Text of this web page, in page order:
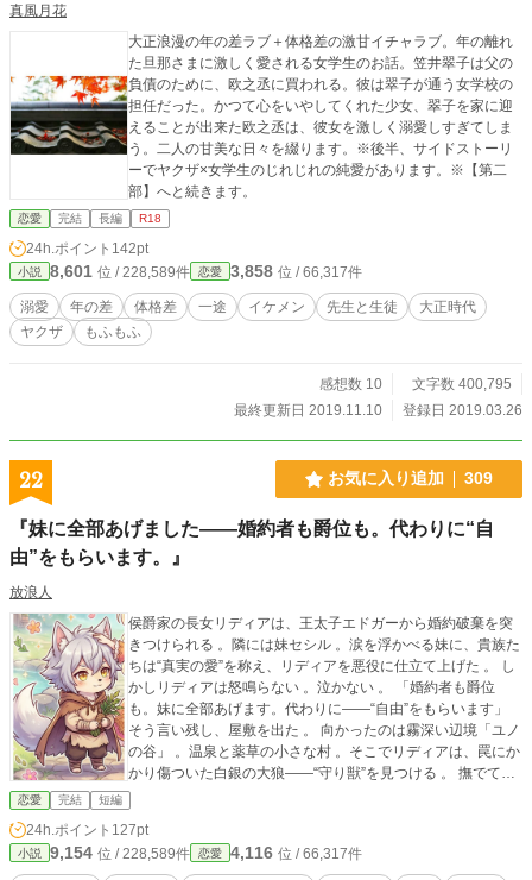
真風月花
大正浪漫の年の差ラブ＋体格差の激甘イチャラブ。年の離れ
た旦那さまに激しく愛される女学生のお話。笠井翠子は父の
負債のために、欧之丞に買われる。彼は翠子が通う女学校の
担任だった。かつて心をいやしてくれた少女、翠子を家に迎
えることが出来た欧之丞は、彼女を激しく溺愛しすぎてしま
う。二人の甘美な日々を綴ります。※後半、サイドストーリ
ーでヤクザ×女学生のじれじれの純愛があります。※【第二
部】へと続きます。
恋愛 完結 長編 R18
24h.ポイント 142pt
小説 8,601 位 / 228,589件 恋愛 3,858 位 / 66,317件
溺愛 年の差 体格差 一途 イケメン 先生と生徒
大正時代
ヤクザ
もふもふ
感想数 10
文字数 400,795
最終更新日 2019.11.10
登録日 2019.03.26
22 お気に入り追加 309
『妹に全部あげました――婚約者も爵位も。代わりに“自
由”をもらいます。』
放浪人
侯爵家の長女リディアは、王太子エドガーから婚約破棄を突
きつけられる 。隣には妹セシル 。涙を浮かべる妹に、貴族た
ちは“真実の愛”を称え、リディアを悪役に仕立て上げた 。 し
かしリディアは怒鳴らない 。泣かない 。 「婚約者も爵位
も。妹に全部あげます。代わりに――“自由”をもらいます」
そう言い残し、屋敷を出た 。 向かったのは霧深い辺境「ユノ
の谷」 。温泉と薬草の小さな村 。そこでリディアは、罠にか
かり傷ついた白銀の大狼――“守り獣”を見つける 。 撫でて癒
やした瞬間、守り獣は奇妙な共鳴を起こし、人に変わってし
まう 。ただし人型は完全な人間ではなく、耳と尻尾、縦長の
瞳、熱い体温が残る 。そして言葉は話せない 。単語すらおぼ
つかない 。それでも守り獣は、リディアのそばでだけ安定
恋愛 完結 短編
24h.ポイント 127pt
小説 9,154 位 / 228,589件 恋愛 4,116 位 / 66,317件